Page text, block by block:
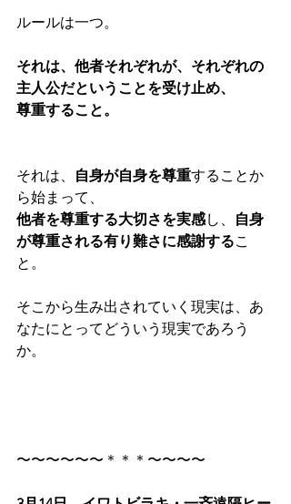
ルールは一つ。
それは、他者それぞれが、それぞれの
主人公だということを受け止め、
尊重すること。
それは、 自身が自身を尊重することか
ら始まって、
他者を尊重する大切さを実感し、
自身
が尊重される有り難さに感謝するこ
と。
そこから生み出されていく現実は、あ
なたにとってどういう現実であろう
か。
〜〜〜〜〜〜＊＊＊〜〜〜〜